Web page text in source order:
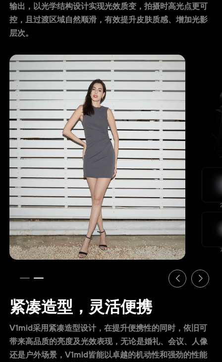
输出，以光学结构设计实现光效质变，拍摄时高光点更可
控，且过渡区域自然顺滑，有效提升皮肤质感、增加光影
层次。
紧凑造型，灵活便携
V1mid采用紧凑造型设计，在提升便携性的同时，依旧可
带来高品质的亮度及光效表现，无论是婚礼、会议、人像
还是户外场景，V1mid皆能以卓越的机动性和强劲的性能